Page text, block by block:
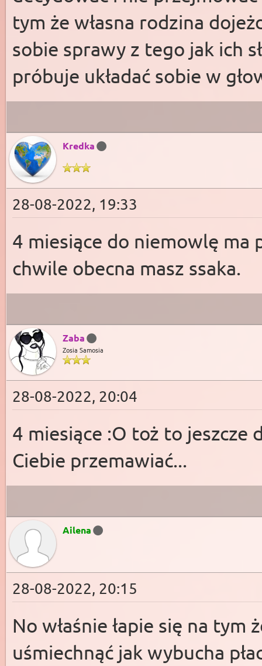
tym że własna rodzina
sobie sprawy z tego jak ich
próbuje układać sobie w
Kredka
28-08-2022, 19:33
4 miesiące do niemowlę ma
chwile obecna masz ssaka.
Zaba
Zosia Samosia
28-08-2022, 20:04
4 miesiące :O toż to jeszcze
Ciebie przemawiać...
Ailena
28-08-2022, 20:15
No właśnie łapie się na
uśmiechnąć jak wybucha